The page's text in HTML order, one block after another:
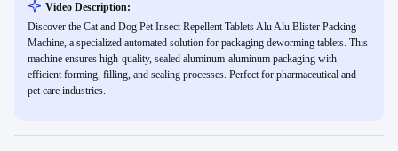
Video Description:
Discover the Cat and Dog Pet Insect Repellent Tablets Alu Alu Blister Packing
Machine, a specialized automated solution for packaging deworming tablets. This
machine ensures high-quality, sealed aluminum-aluminum packaging with
efficient forming, filling, and sealing processes. Perfect for pharmaceutical and
pet care industries.